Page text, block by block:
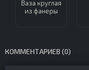
Ваза круглая
из фанеры
КОММЕНТАРИЕВ (0)